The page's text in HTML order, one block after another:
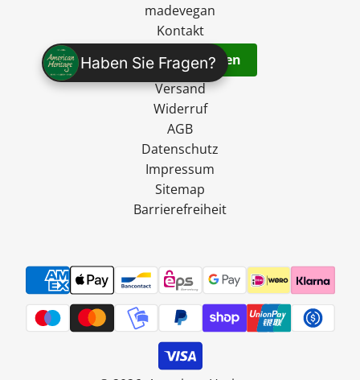
Haben Sie Fragen?
madevegan
Kontakt
Vertrag widerrufen
Versand
Widerruf
AGB
Datenschutz
Impressum
Sitemap
Barrierefreiheit